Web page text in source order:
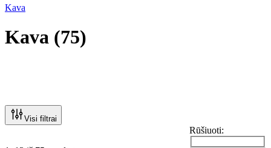
Kava
Kava (75)
Visi filtrai
Rūšiuoti: